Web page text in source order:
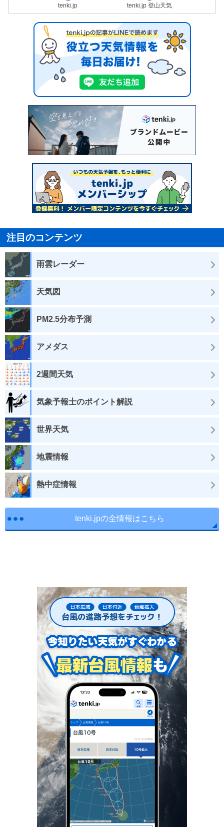
tenki.jp tenki.jp 登山天気
注目のコンテンツ
雨雲レーダー
天気図
PM2.5分布予測
アメダス
2週間天気
気象予報士のポイント解説
世界天気
地震情報
熱中症情報
tenki.jpの全情報はこちら